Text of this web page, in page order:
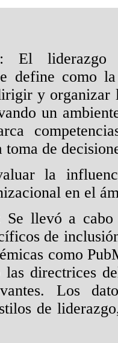
: El liderazgo
define como
y organizar
un
de
la
en el
Se llevó a
de
como
las directrices
Los
de